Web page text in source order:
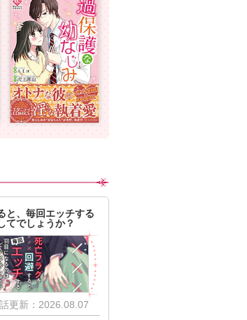
と、毎回エッチする
てでしょうか？
更新：2026.08.07